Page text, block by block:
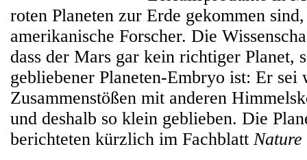
roten Planeten zur Erde gekommen
amerikanische Forscher. Die
dass der Mars gar kein richtiger Planet,
gebliebener Planeten-Embryo ist: Er sei
Zusammenstößen mit anderen
und deshalb so klein geblieben. Die
berichteten kürzlich im Fachblatt Nature